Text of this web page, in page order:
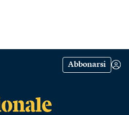
Abbonarsi